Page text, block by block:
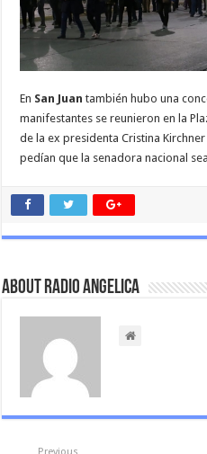
En San Juan también hubo una
manifestantes se reunieron en la
de la ex presidenta Cristina
pedían que la senadora nacional
About Radio Angelica